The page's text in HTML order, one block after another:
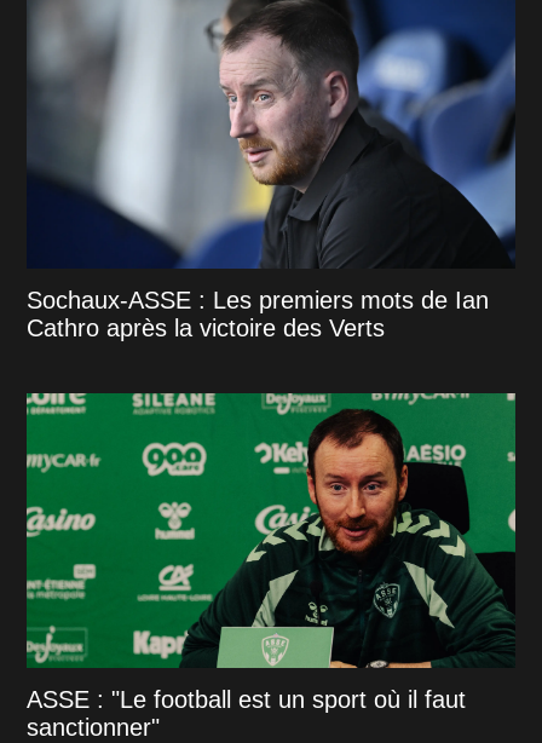
Sochaux-ASSE : Les premiers mots de Ian
Cathro après la victoire des Verts
ASSE : "Le football est un sport où il faut
sanctionner"